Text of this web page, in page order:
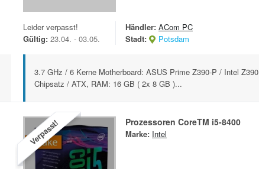
Leider verpasst!
Gültig: 23.04. - 03.05.
Händler: ACom PC
Stadt:
Potsdam
3.7 GHz / 6 Kerne Motherboard: ASUS Prime Z390-P / Intel Z390
Chipsatz / ATX, RAM: 16 GB ( 2x 8 GB )...
Verpasst! Prozessoren CoreTM i5-8400
Marke: Intel